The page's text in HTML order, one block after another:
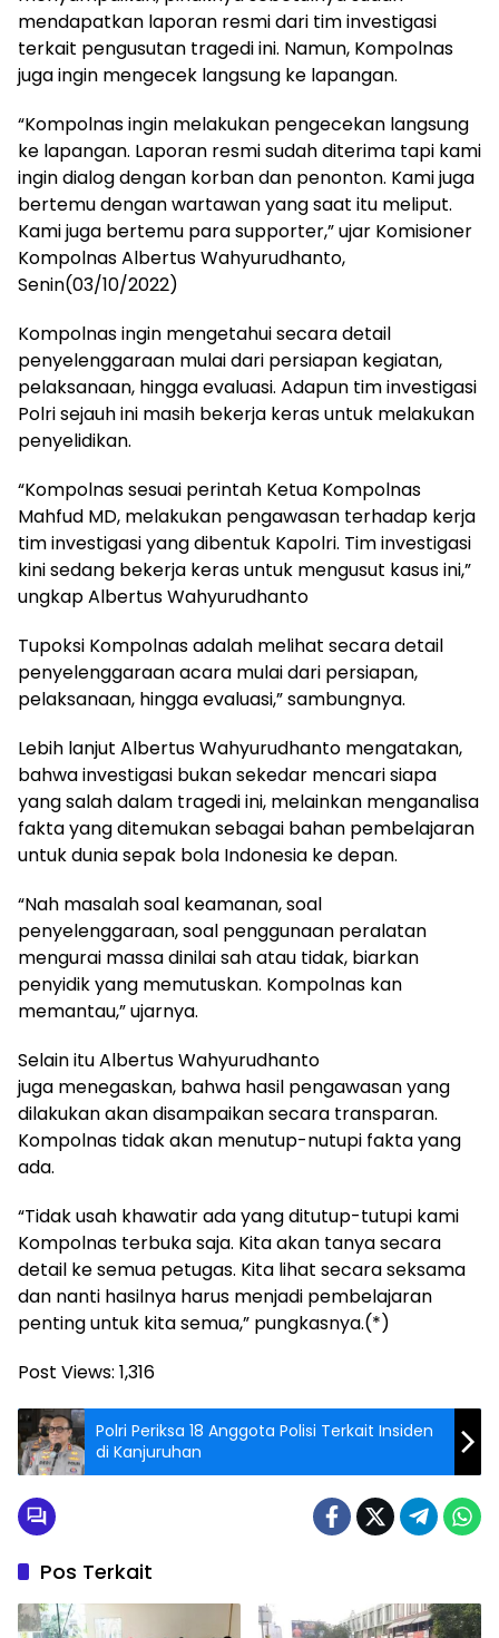
mendapatkan laporan resmi dari tim investigasi
terkait pengusutan tragedi ini. Namun, Kompolnas
juga ingin mengecek langsung ke lapangan.
“Kompolnas ingin melakukan pengecekan langsung
ke lapangan. Laporan resmi sudah diterima tapi kami
ingin dialog dengan korban dan penonton. Kami juga
bertemu dengan wartawan yang saat itu meliput.
Kami juga bertemu para supporter,” ujar Komisioner
Kompolnas Albertus Wahyurudhanto,
Senin(03/10/2022)
Kompolnas ingin mengetahui secara detail
penyelenggaraan mulai dari persiapan kegiatan,
pelaksanaan, hingga evaluasi. Adapun tim investigasi
Polri sejauh ini masih bekerja keras untuk melakukan
penyelidikan.
“Kompolnas sesuai perintah Ketua Kompolnas
Mahfud MD, melakukan pengawasan terhadap kerja
tim investigasi yang dibentuk Kapolri. Tim investigasi
kini sedang bekerja keras untuk mengusut kasus ini,”
ungkap Albertus Wahyurudhanto
Tupoksi Kompolnas adalah melihat secara detail
penyelenggaraan acara mulai dari persiapan,
pelaksanaan, hingga evaluasi,” sambungnya.
Lebih lanjut Albertus Wahyurudhanto mengatakan,
bahwa investigasi bukan sekedar mencari siapa
yang salah dalam tragedi ini, melainkan menganalisa
fakta yang ditemukan sebagai bahan pembelajaran
untuk dunia sepak bola Indonesia ke depan.
“Nah masalah soal keamanan, soal
penyelenggaraan, soal penggunaan peralatan
mengurai massa dinilai sah atau tidak, biarkan
penyidik yang memutuskan. Kompolnas kan
memantau,” ujarnya.
Selain itu Albertus Wahyurudhanto
juga menegaskan, bahwa hasil pengawasan yang
dilakukan akan disampaikan secara transparan.
Kompolnas tidak akan menutup-nutupi fakta yang
ada.
“Tidak usah khawatir ada yang ditutup-tutupi kami
Kompolnas terbuka saja. Kita akan tanya secara
detail ke semua petugas. Kita lihat secara seksama
dan nanti hasilnya harus menjadi pembelajaran
penting untuk kita semua,” pungkasnya.(*)
Post Views: 1,316
Polri Periksa 18 Anggota Polisi Terkait Insiden
di Kanjuruhan
Pos Terkait